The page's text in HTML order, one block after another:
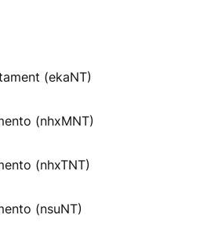
(ekaNT)
(nhxMNT)
(nhxTNT)
(nsuNT)